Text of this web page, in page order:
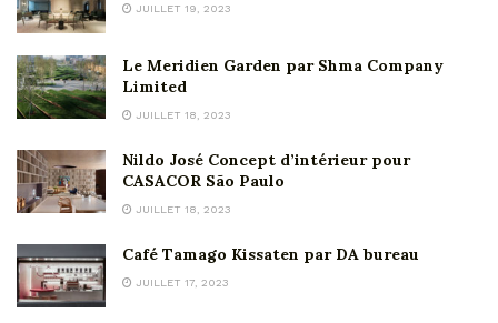
JUILLET 19, 2023
Le Meridien Garden par Shma Company
Limited
JUILLET 18, 2023
Nildo José Concept d’intérieur pour
CASACOR São Paulo
JUILLET 18, 2023
Café Tamago Kissaten par DA bureau
JUILLET 17, 2023